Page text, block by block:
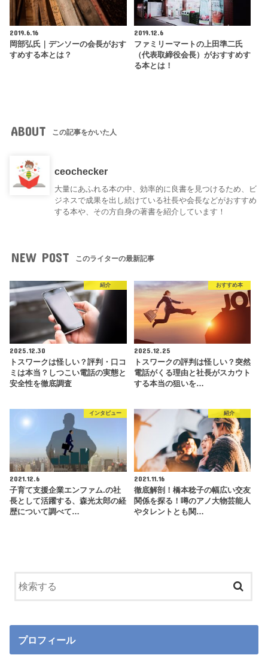
2019.6.16
岡部弘氏｜デンソーの会長がおす
すめする本とは？
2019.12.6
ファミリーマートの上田準二氏
（代表取締役会長）がおすすめす
る本とは！
ABOUT この記事をかいた人
ceochecker
大量にあふれる本の中、効率的に良書を見つけるため、ビ
ジネスで成果を出し続けている社長や会長などがおすすめ
する本や、その方自身の著書を紹介しています！
NEW POST このライターの最新記事
紹介
2025.12.30
トスワークは怪しい？評判・口コ
ミは本当？しつこい電話の実態と
安全性を徹底調査
おすすめ本
2025.12.25
トスワークの評判は怪しい？突然
電話がくる理由と社長がスカウト
する本当の狙いを…
インタビュー
2021.12.6
子育て支援企業エンファム.の社
長として活躍する、森光太郎の経
歴について調べて…
紹介
2021.11.16
徹底解剖！橋本稔子の幅広い交友
関係を探る！噂のアノ大物芸能人
やタレントとも関…
プロフィール